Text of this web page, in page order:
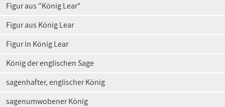
Figur aus "König Lear"
Figur aus König Lear
Figur in König Lear
König der englischen Sage
sagenhafter, englischer König
sagenumwobener König